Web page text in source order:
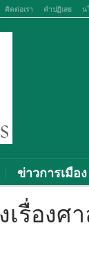
ติดต่อเรา คำปฏิเสธ น
ข่าวการเมือง
เรื่อง